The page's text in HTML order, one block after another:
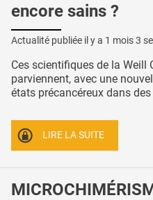
encore sains ?
Actualité publiée il y a 1 mois 3
Ces scientifiques de la Weill
parviennent, avec une
états précancéreux dans
LIRE LA SUITE